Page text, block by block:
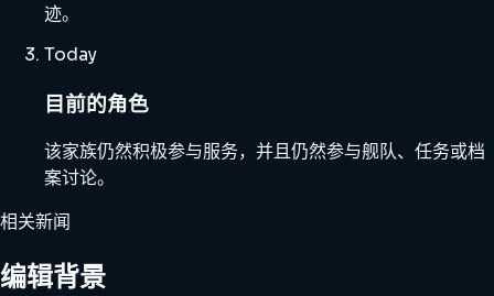
迹。
Today
目前的角色
该家族仍然积极参与服务，并且仍然参与舰队、任务或档
案讨论。
相关新闻
编辑背景